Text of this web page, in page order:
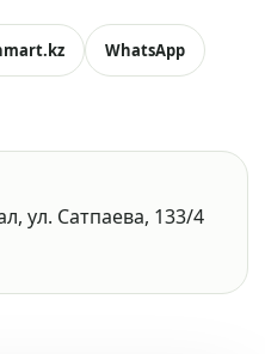
WhatsApp
ул. Сатпаева, 133/4